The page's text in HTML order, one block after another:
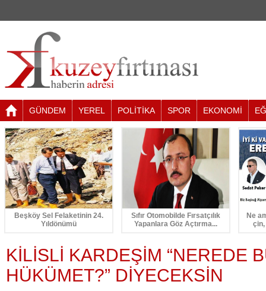
GÜNDEM YEREL POLİTİKA SPOR EKONOMİ
Beşköy Sel Felaketinin 24.
Yıldönümü
Sıfır Otomobilde Fırsatçılık
Yapanlara Göz Açtırma...
Ne
KİLİSLİ KARDEŞİM “NEREDE
HÜKÜMET?” DİYECEKSİN